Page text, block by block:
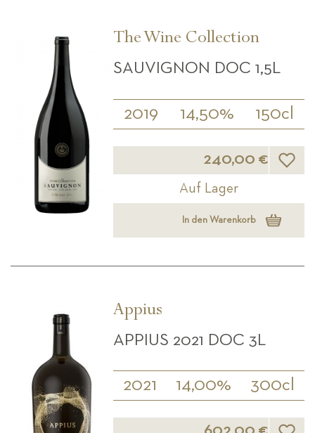
The Wine Collection
SAUVIGNON DOC 1,5L
2019 14,50% 150cl
240,00 €
Auf Lager
In den Warenkorb
Appius
APPIUS 2021 DOC 3L
2021 14,00% 300cl